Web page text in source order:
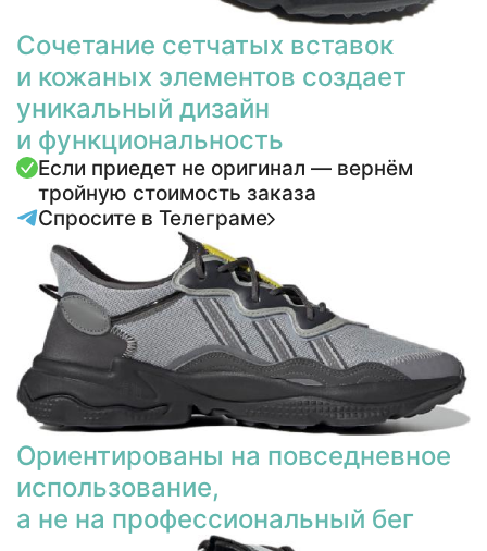
Сочетание сетчатых вставок
и кожаных элементов создает
уникальный дизайн
и функциональность
Если приедет не оригинал — вернём
тройную стоимость заказа
Спросите в Телеграме
Ориентированы на повседневное
использование,
а не на профессиональный бег